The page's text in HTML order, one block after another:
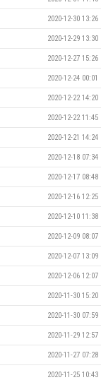
2020-12-30 13:26
2020-12-29 13:30
2020-12-27 15:26
2020-12-24 00:01
2020-12-22 14:20
2020-12-22 11:45
2020-12-21 14:24
2020-12-18 07:34
2020-12-17 08:48
2020-12-16 12:25
2020-12-10 11:38
2020-12-09 08:07
2020-12-07 13:09
2020-12-06 12:07
2020-11-30 15:20
2020-11-30 07:59
2020-11-29 12:57
2020-11-27 07:28
2020-11-25 10:43